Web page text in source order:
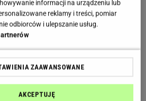
jako zamiennik biegania
obciążeniem pomagają w
i brzucha. Elementy cardio
informacji na urządzeniu lub
reklamy i treści, pomiar
odbiorców i ulepszanie usług.
ZAAWANSOWANE
AKCEPTUJĘ